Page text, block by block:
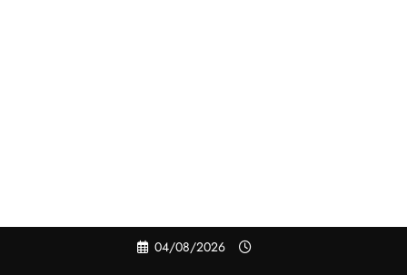
04/08/2026